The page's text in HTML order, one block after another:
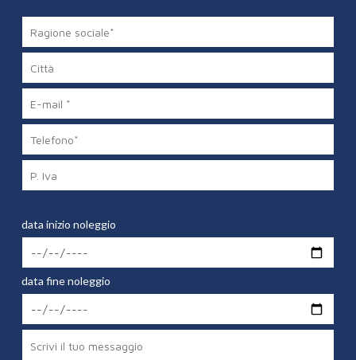
data inizio noleggio
data fine noleggio